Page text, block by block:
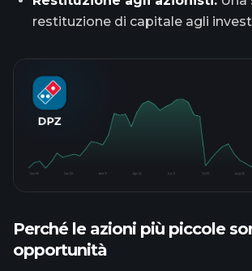
restituzione di capitale agli
Perché le azioni più piccole
opportunità